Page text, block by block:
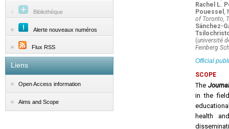
Bibliothèque
Alerte nouveaux numéros
Flux RSS
Liens
Open Access information
Aims and Scope
Rachel L.
Pouessel ,
of Toronto,
Sánchez-
(université
Feinberg
Official
SCOPE
The
in the
health